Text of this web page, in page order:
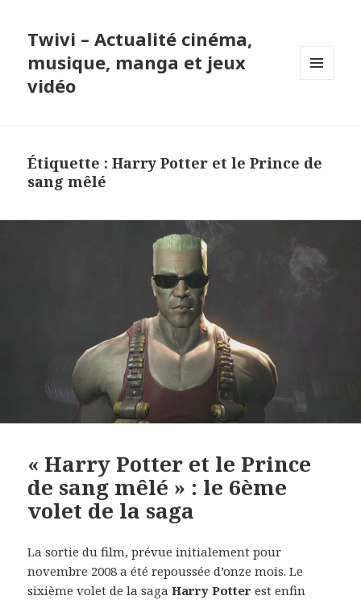
Twivi – Actualité cinéma,
musique, manga et jeux
vidéo
Étiquette :Harry Potter et le Prince de
sang mêlé
« Harry Potter et le Prince
de sang mêlé » : le 6ème
volet de la saga
La sortie du film, prévue initialement pour
novembre 2008 a été repoussée d’onze mois. Le
sixième volet de la sagaHarry Potter est enfin